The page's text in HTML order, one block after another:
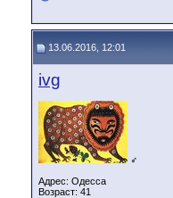
13.06.2016, 12:01
ivg
♂
Адрес: Одесса
Возраст: 41